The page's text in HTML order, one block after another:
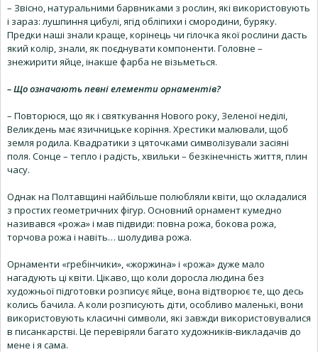
– Звісно, натуральними барвниками з рослин, які використовують
і зараз: лушпиння цибулі, ягід обліпихи і смородини, буряку.
Предки наші знали краще, корінець чи гілочка якої рослини дасть
який колір, знали, як поєднувати компоненти. Головне –
знежирити яйце, інакше фарба не візьметься.
– Що означають певні елементи орнаментів?
– Повторюся, що як і святкування Нового року, Зеленої неділі,
Великдень має язичницьке коріння. Хрестики малювали, щоб
земля родила. Квадратики з цяточками символізували засіяні
поля. Сонце – тепло і радість, хвильки – безкінечність життя, плин
часу.
Однак на Полтавщині найбільше полюбляли квіти, що складалися
з простих геометричних фігур. Основний орнамент кумедно
називався «рожа» і мав підвиди: повна рожа, бокова рожа,
торчова рожа і навіть… шолудива рожа.
Орнаменти «гребінчики», «жоржина» і «рожа» дуже мало
нагадують ці квіти. Цікаво, що коли доросла людина без
художньої підготовки розписує яйце, вона відтворює те, що десь
колись бачила. А коли розписують діти, особливо маленькі, вони
використовують класичні символи, які завжди використовувалися
в писанкарстві. Це перевіряли багато художників-викладачів до
мене і я сама.